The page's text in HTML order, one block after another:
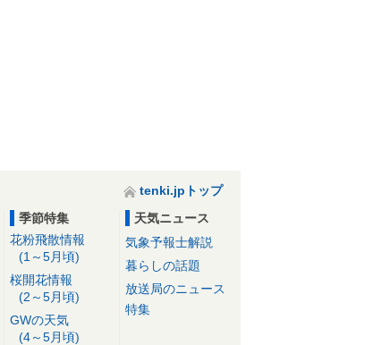
tenki.jpトップ
季節特集
花粉飛散情報
(1～5月頃)
桜開花情報
(2～5月頃)
GWの天気
(4～5月頃)
天気ニュース
気象予報士解説
暮らしの話題
放送局のニュース
特集